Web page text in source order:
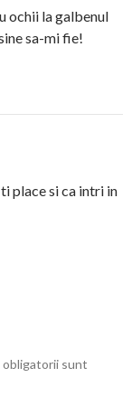
ochii la galbenul
sa-mi fie!
place si ca intri in
obligatorii sunt